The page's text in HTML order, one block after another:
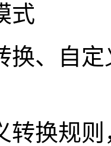
式
、自定
换规则